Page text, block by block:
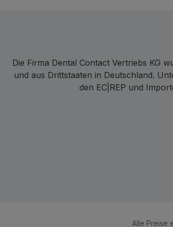
Die Firma Dental Contact Vertriebs KG
und aus Drittstaaten in Deutschland.
den EC|REP und
Alle Preise